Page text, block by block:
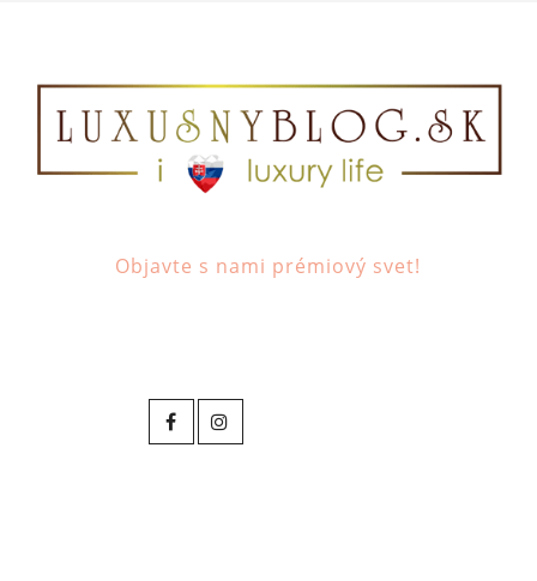
Objavte s nami prémiový svet!